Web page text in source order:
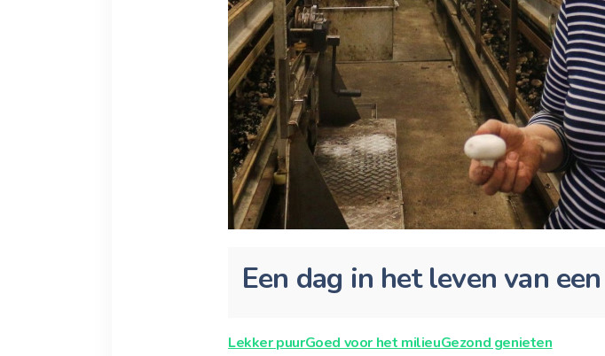
Een dag in het leven van
Lekker puurGoed voor het milieuGezond genieten